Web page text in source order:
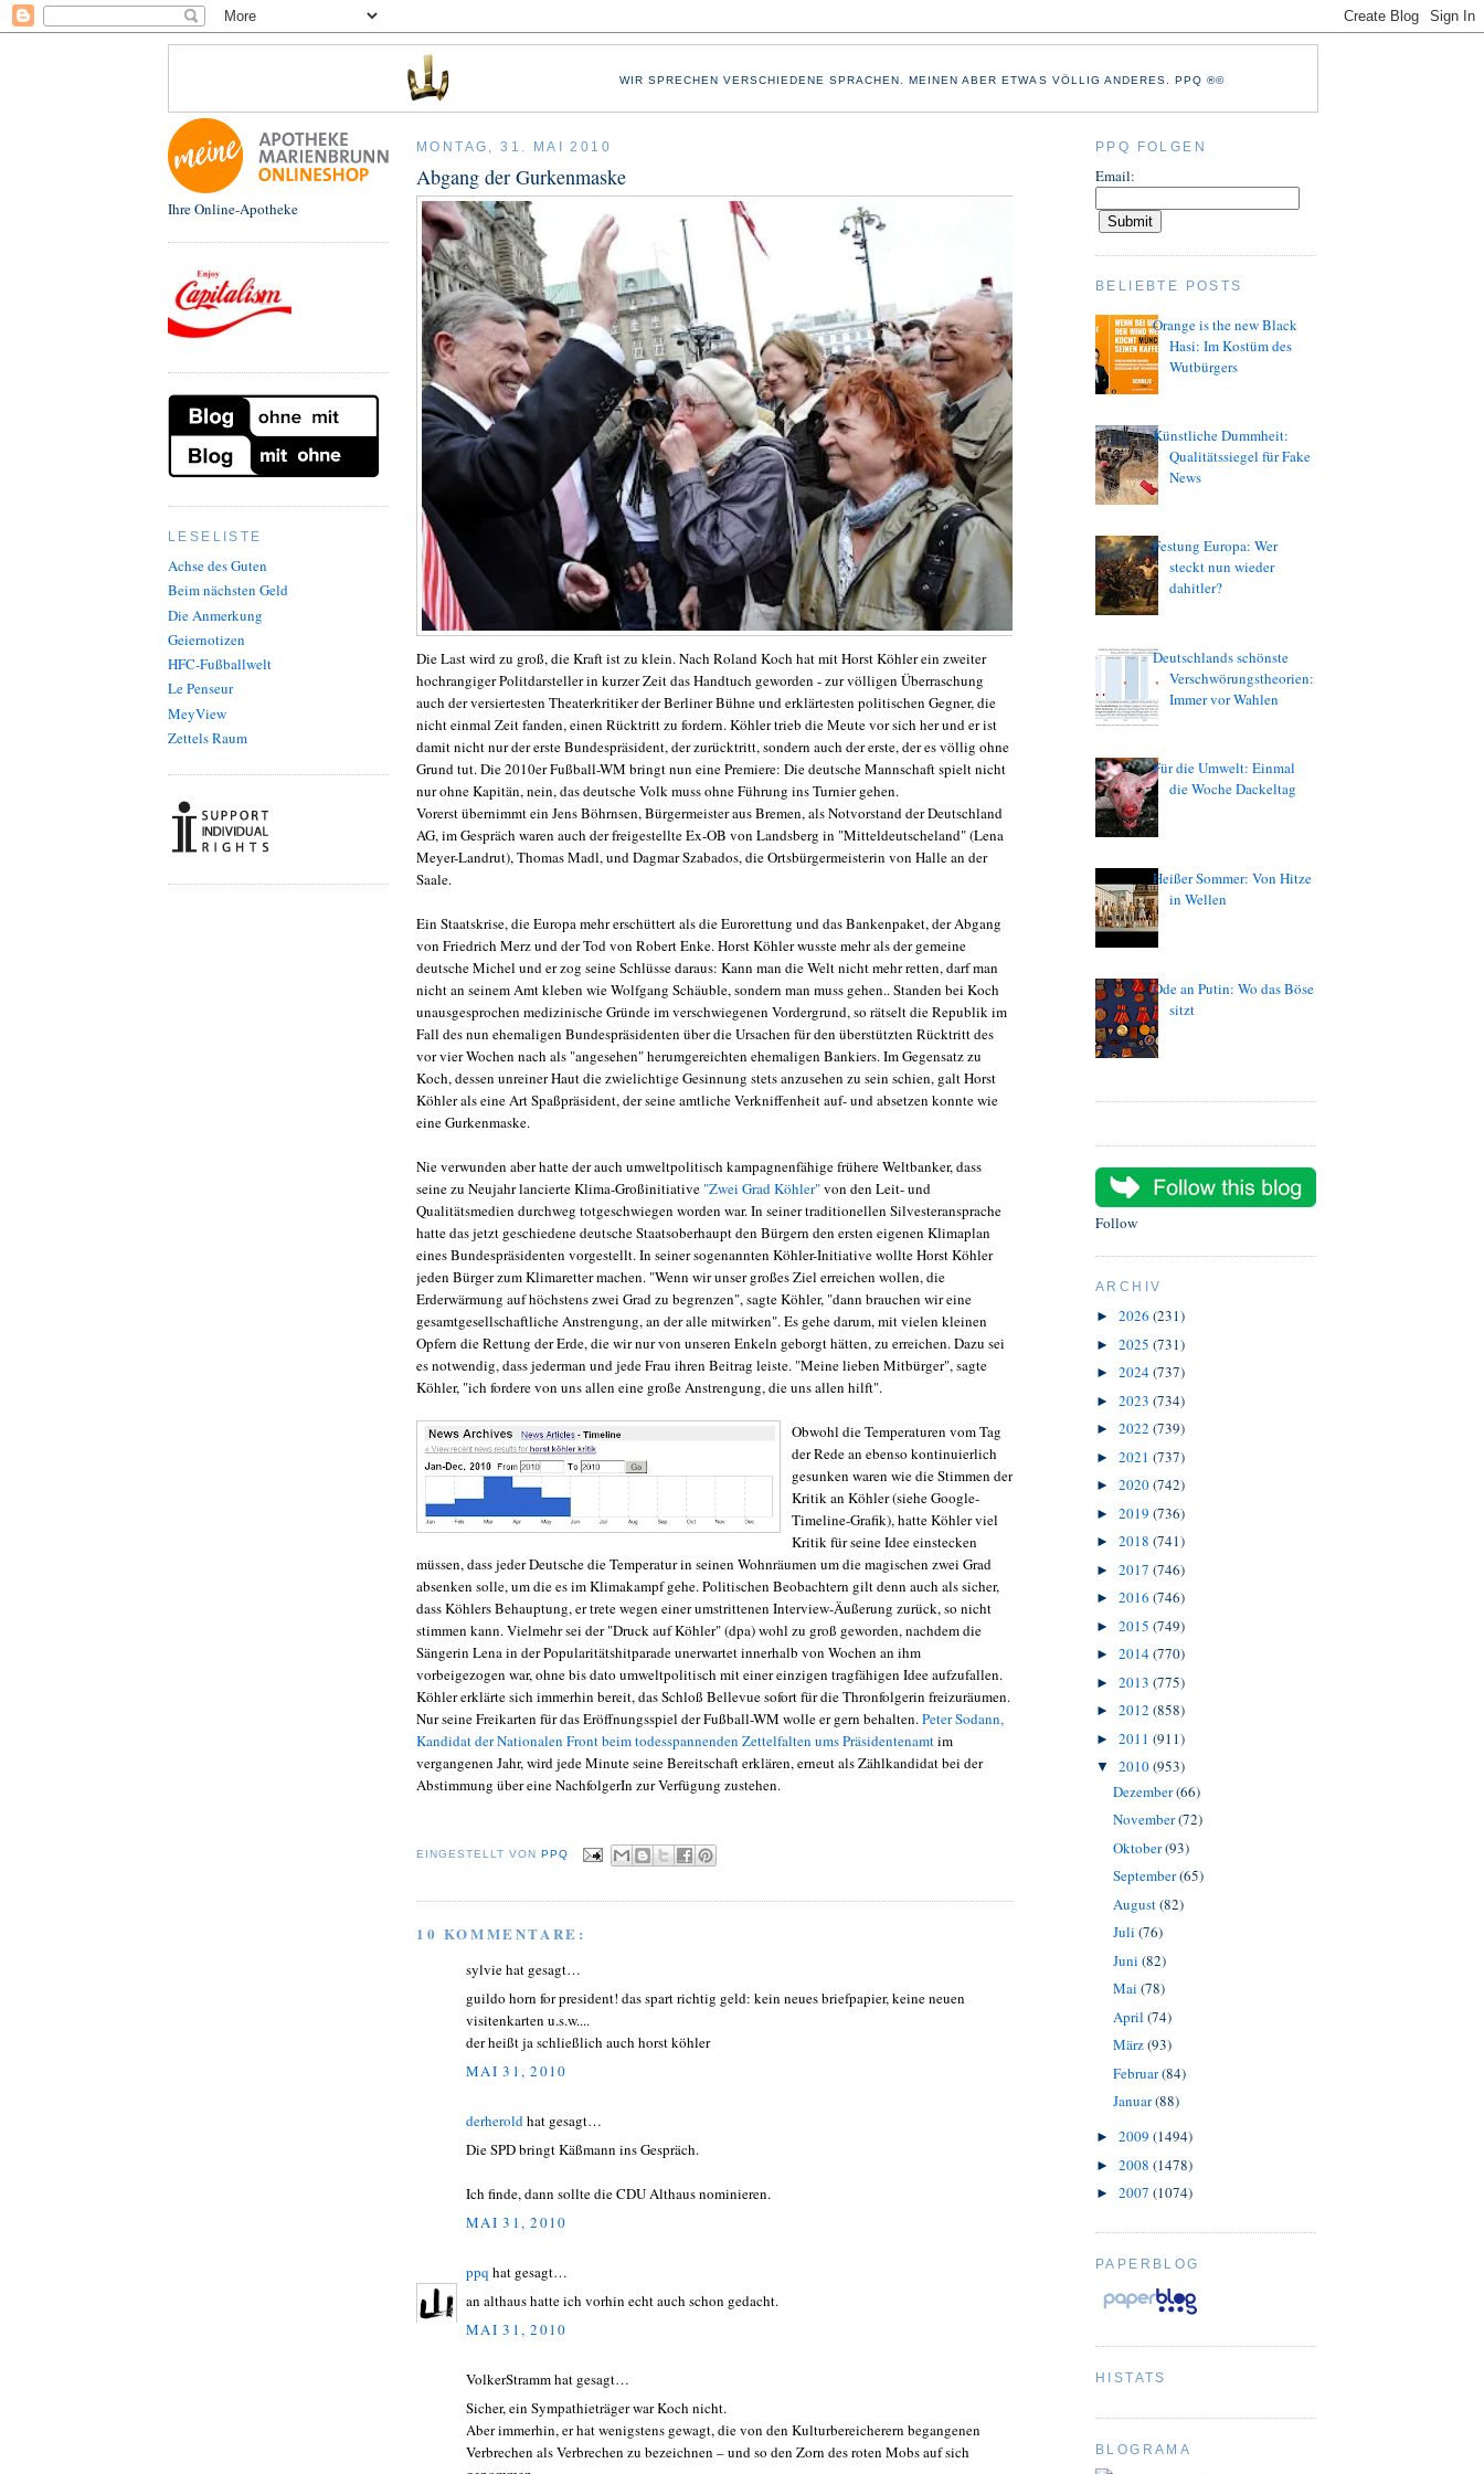
WIR SPRECHEN VERSCHIEDENE SPRACHEN. MEINEN ABER ETWAS VÖLLIG ANDERES. PPQ ®©
Ihre Online-Apotheke
LESELISTE
Achse des Guten
Beim nächsten Geld
Die Anmerkung
Geiernotizen
HFC-Fußballwelt
Le Penseur
MeyView
Zettels Raum
MONTAG, 31. MAI 2010
Abgang der Gurkenmaske
Die Last wird zu groß, die Kraft ist zu klein. Nach Roland Koch hat mit Horst Köhler ein zweiter
hochrangiger Politdarsteller in kurzer Zeit das Handtuch geworden - zur völligen Überraschung
auch der versiertesten Theaterkritiker der Berliner Bühne und erklärtesten politischen Gegner, die
nicht einmal Zeit fanden, einen Rücktritt zu fordern. Köhler trieb die Meute vor sich her und er ist
damit nicht nur der erste Bundespräsident, der zurücktritt, sondern auch der erste, der es völlig ohne
Grund tut. Die 2010er Fußball-WM bringt nun eine Premiere: Die deutsche Mannschaft spielt nicht
nur ohne Kapitän, nein, das deutsche Volk muss ohne Führung ins Turnier gehen.
Vorerst übernimmt ein Jens Böhrnsen, Bürgermeister aus Bremen, als Notvorstand der Deutschland
AG, im Gespräch waren auch der freigestellte Ex-OB von Landsberg in "Mitteldeutscheland" (Lena
Meyer-Landrut), Thomas Madl, und Dagmar Szabados, die Ortsbürgermeisterin von Halle an der
Saale.
Ein Staatskrise, die Europa mehr erschüttert als die Eurorettung und das Bankenpaket, der Abgang
von Friedrich Merz und der Tod von Robert Enke. Horst Köhler wusste mehr als der gemeine
deutsche Michel und er zog seine Schlüsse daraus: Kann man die Welt nicht mehr retten, darf man
nicht an seinem Amt kleben wie Wolfgang Schäuble, sondern man muss gehen.. Standen bei Koch
unausgesprochen medizinische Gründe im verschwiegenen Vordergrund, so rätselt die Republik im
Fall des nun ehemaligen Bundespräsidenten über die Ursachen für den überstützten Rücktritt des
vor vier Wochen nach als "angesehen" herumgereichten ehemaligen Bankiers. Im Gegensatz zu
Koch, dessen unreiner Haut die zwielichtige Gesinnung stets anzusehen zu sein schien, galt Horst
Köhler als eine Art Spaßpräsident, der seine amtliche Verkniffenheit auf- und absetzen konnte wie
eine Gurkenmaske.
Nie verwunden aber hatte der auch umweltpolitisch kampagnenfähige frühere Weltbanker, dass
seine zu Neujahr lancierte Klima-Großinitiative "Zwei Grad Köhler"von den Leit- und
Qualitätsmedien durchweg totgeschwiegen worden war. In seiner traditionellen Silvesteransprache
hatte das jetzt geschiedene deutsche Staatsoberhaupt den Bürgern den ersten eigenen Klimaplan
eines Bundespräsidenten vorgestellt. In seiner sogenannten Köhler-Initiative wollte Horst Köhler
jeden Bürger zum Klimaretter machen. "Wenn wir unser großes Ziel erreichen wollen, die
Erderwärmung auf höchstens zwei Grad zu begrenzen", sagte Köhler, "dann brauchen wir eine
gesamtgesellschaftliche Anstrengung, an der alle mitwirken". Es gehe darum, mit vielen kleinen
Opfern die Rettung der Erde, die wir nur von unseren Enkeln geborgt hätten, zu erreichen. Dazu sei
es notwendig, dass jederman und jede Frau ihren Beitrag leiste. "Meine lieben Mitbürger", sagte
Köhler, "ich fordere von uns allen eine große Anstrengung, die uns allen hilft".
Obwohl die Temperaturen vom Tag
der Rede an ebenso kontinuierlich
gesunken waren wie die Stimmen der
Kritik an Köhler (siehe Google-
Timeline-Grafik), hatte Köhler viel
Kritik für seine Idee einstecken
müssen, dass jeder Deutsche die Temperatur in seinen Wohnräumen um die magischen zwei Grad
absenken solle, um die es im Klimakampf gehe. Politischen Beobachtern gilt denn auch als sicher,
dass Köhlers Behauptung, er trete wegen einer umstrittenen Interview-Äußerung zurück, so nicht
stimmen kann. Vielmehr sei der "Druck auf Köhler" (dpa) wohl zu groß geworden, nachdem die
Sängerin Lena in der Popularitätshitparade unerwartet innerhalb von Wochen an ihm
vorbeigezogen war, ohne bis dato umweltpolitisch mit einer einzigen tragfähigen Idee aufzufallen.
Köhler erklärte sich immerhin bereit, das Schloß Bellevue sofort für die Thronfolgerin freizuräumen.
Nur seine Freikarten für das Eröffnungsspiel der Fußball-WM wolle er gern behalten. Peter Sodann,
Kandidat der Nationalen Front beim todesspannenden Zettelfalten ums Präsidentenamtim
vergangenen Jahr, wird jede Minute seine Bereitschaft erklären, erneut als Zählkandidat bei der
Abstimmung über eine NachfolgerIn zur Verfügung zustehen.
EINGESTELLT VON PPQ
10 KOMMENTARE:
sylvie hat gesagt…
guildo horn for president! das spart richtig geld: kein neues briefpapier, keine neuen
visitenkarten u.s.w....
der heißt ja schließlich auch horst köhler
MAI 31, 2010
derheroldhat gesagt…
Die SPD bringt Käßmann ins Gespräch.
Ich finde, dann sollte die CDU Althaus nominieren.
MAI 31, 2010
ppq hat gesagt…
an althaus hatte ich vorhin echt auch schon gedacht.
MAI 31, 2010
VolkerStramm hat gesagt…
Sicher, ein Sympathieträger war Koch nicht.
Aber immerhin, er hat wenigstens gewagt, die von den Kulturbereicherern begangenen
Verbrechen als Verbrechen zu bezeichnen – und so den Zorn des roten Mobs auf sich
PPQ FOLGEN
Email:
BELIEBTE POSTS
Orange is the new Black
Hasi: Im Kostüm des
Wutbürgers
Künstliche Dummheit:
Qualitätssiegel für Fake
News
Festung Europa: Wer
steckt nun wieder
dahitler?
Deutschlands schönste
Verschwörungstheorien:
Immer vor Wahlen
Für die Umwelt: Einmal
die Woche Dackeltag
Heißer Sommer: Von Hitze
in Wellen
Ode an Putin: Wo das Böse
sitzt
Follow
ARCHIV
► 2026 (231)
► 2025 (731)
► 2024(737)
► 2023 (734)
► 2022 (739)
► 2021 (737)
► 2020(742)
► 2019 (736)
► 2018 (741)
► 2017 (746)
► 2016 (746)
► 2015 (749)
► 2014(770)
► 2013 (775)
► 2012 (858)
► 2011 (911)
▼ 2010(953)
Dezember(66)
November(72)
Oktober(93)
September(65)
August(82)
Juli (76)
Juni (82)
Mai (78)
April (74)
März(93)
Februar(84)
Januar(88)
► 2009 (1494)
► 2008 (1478)
► 2007 (1074)
PAPERBLOG
HISTATS
BLOGRAMA